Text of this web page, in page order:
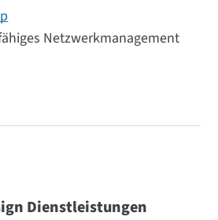
Netzwerkmanagement
Dienstleistungen